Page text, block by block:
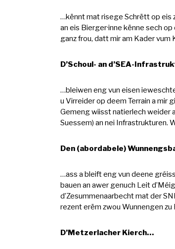
…kënnt mat risege Schrëtt op eis
an eis Bierger·inne kënne sech
ganz frou, datt mir am Kader
D’Schoul- an d’SEA-
…bleiwen eng vun eisen
u Virreider op deem Terrain a mir
Gemeng wiisst natierlech weider
Suessem) an nei Infrastrukturen.
Den (abordabele)
…ass a bleift eng vun deene
bauen an awer genuch Leit
d’Zesummenaarbecht mat der
rezent erëm zwou Wunnengen zu
D’Metzerlacher Kierch…